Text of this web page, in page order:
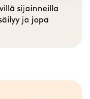
sijainneilla
ja jopa